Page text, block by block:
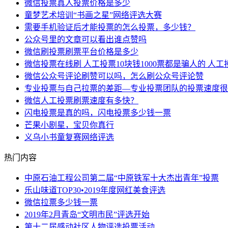
微信投票真人投票价格是多少
童梦艺术培训“书画之星”网络评选大赛
需要手机验证后才能投票的怎么投票，多少钱？
公众号里的文章可以看出谁点赞吗
微信刷投票刷票平台价格是多少
微信投票在线刷 人工投票10块钱1000票都是骗人的 人工
微信公众号评论刷赞可以吗，怎么刷公众号评论赞
专业投票与自己拉票的差距—专业投票团队的投票速度
微信人工投票刷票速度有多快？
闪电投票是真的吗，闪电投票多少钱一票
芒果小剧星，宝贝你真行
义乌小书童复赛网络评选
热门内容
中原石油工程公司第二届“中原铁军十大杰出青年”投票
乐山味道TOP30•2019年度网红美食评选
微信拉票多少钱一票
2019年2月青岛“文明市民”评选开始